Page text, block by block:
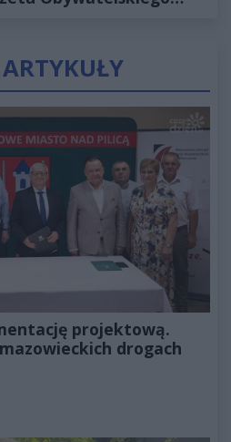
projektową.
drogach